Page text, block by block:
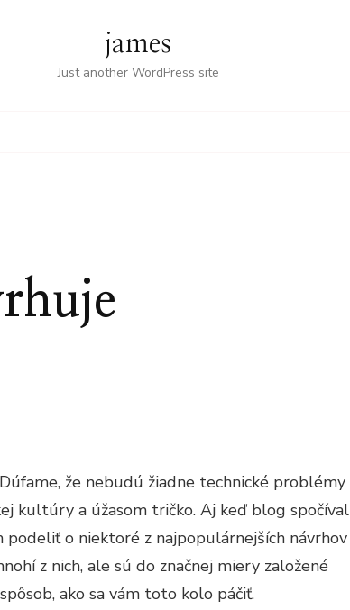
james
Just another WordPress site
že nebudú žiadne technické problémy
kultúry a úžasom tričko. Aj keď blog spočíval
podeliť o niektoré z najpopulárnejších návrhov
z nich, ale sú do značnej miery založené
ako sa vám toto kolo páčiť.